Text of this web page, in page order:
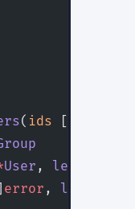
( ids []
User , len
error , len